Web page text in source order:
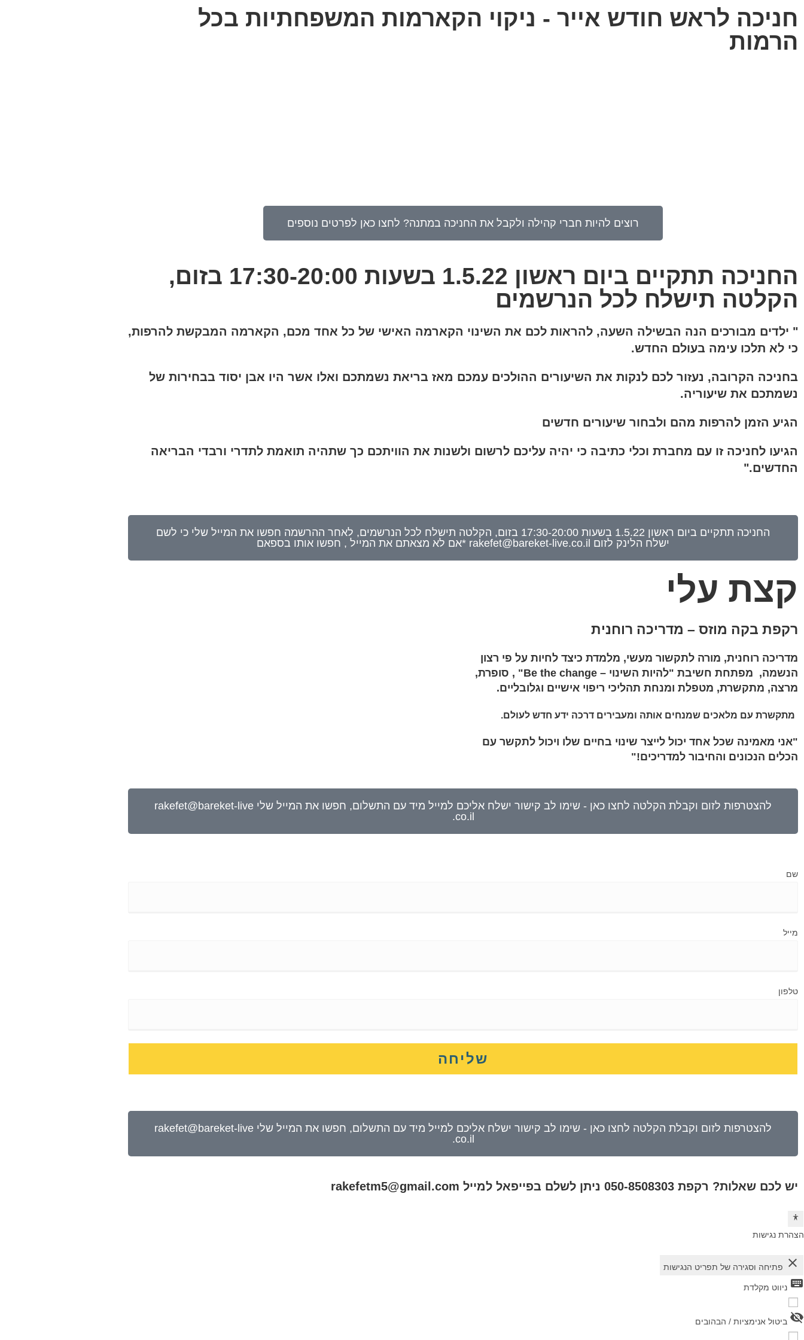
חניכה לראש חודש אייר - ניקוי הקארמות המשפחתיות בכל
הרמות
רוצים להיות חברי קהילה ולקבל את החניכה במתנה? לחצו כאן לפרטים נוספים
החניכה תתקיים ביום ראשון 1.5.22 בשעות 17:30-20:00 בזום,
הקלטה תישלח לכל הנרשמים
" ילדים מבורכים הנה הבשילה השעה, להראות לכם את השינוי הקארמה האישי של כל אחד מכם, הקארמה המבקשת להרפות,
כי לא תלכו עימה בעולם החדש.
בחניכה הקרובה, נעזור לכם לנקות את השיעורים ההולכים עמכם מאז בריאת נשמתכם ואלו אשר היו אבן יסוד בבחירות של
נשמתכם את שיעוריה.
הגיע הזמן להרפות מהם ולבחור שיעורים חדשים
הגיעו לחניכה זו עם מחברת וכלי כתיבה כי יהיה עליכם לרשום ולשנות את הוויתכם כך שתהיה תואמת לתדרי ורבדי הבריאה
החדשים."
החניכה תתקיים ביום ראשון 1.5.22 בשעות 17:30-20:00 בזום, הקלטה תישלח לכל הנרשמים, לאחר ההרשמה חפשו את המייל שלי כי לשם
ישלח הלינק לזום rakefet@bareket-live.co.il *אם לא מצאתם את המייל , חפשו אותו בספאם
קצת עלי
רקפת בקה מוזס – מדריכה רוחנית
מדריכה רוחנית, מורה לתקשור מעשי, מלמדת כיצד לחיות על פי רצון
הנשמה, מפתחת חשיבת "להיות השינוי – Be the change" ,
סופרת,
מרצה, מתקשרת, מטפלת ומנחת תהליכי ריפוי אישיים וגלובליים.
מתקשרת עם מלאכים שמנחים אותה ומעבירים דרכה ידע חדש לעולם.
"אני מאמינה שכל אחד יכול לייצר שינוי בחיים שלו ויכול לתקשר עם
הכלים הנכונים והחיבור למדריכים!"
להצטרפות לזום וקבלת הקלטה לחצו כאן - שימו לב קישור ישלח אליכם למייל מיד עם התשלום, חפשו את המייל שלי rakefet@bareket-live
.co.il
שם
מייל
טלפון
להצטרפות לזום וקבלת הקלטה לחצו כאן - שימו לב קישור ישלח אליכם למייל מיד עם התשלום, חפשו את המייל שלי rakefet@bareket-live
.co.il
יש לכם שאלות? רקפת 050-8508303 ניתן לשלם בפייפאל למייל rakefetm5@gmail.com
הצהרת נגישות
close פתיחה וסגירה של תפריט הנגישות
keyboard ניווט מקלדת
visibility_off ביטול אנימציות / הבהובים